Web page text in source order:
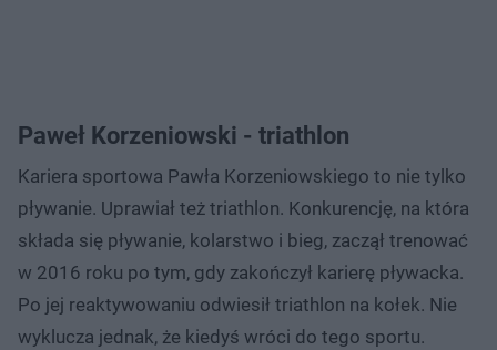
Paweł Korzeniowski - triathlon
Kariera sportowa Pawła Korzeniowskiego to nie tylko
pływanie. Uprawiał też triathlon. Konkurencję, na która
składa się pływanie, kolarstwo i bieg, zaczął trenować
w 2016 roku po tym, gdy zakończył karierę pływacka.
Po jej reaktywowaniu odwiesił triathlon na kołek. Nie
wyklucza jednak, że kiedyś wróci do tego sportu.